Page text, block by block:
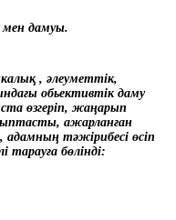
дамуы.
, әлеуметтік,
обьективтік даму
өзгеріп, жаңарып
ажарланған
адамның тәжірибесі өсіп
тарауға бөлінді: